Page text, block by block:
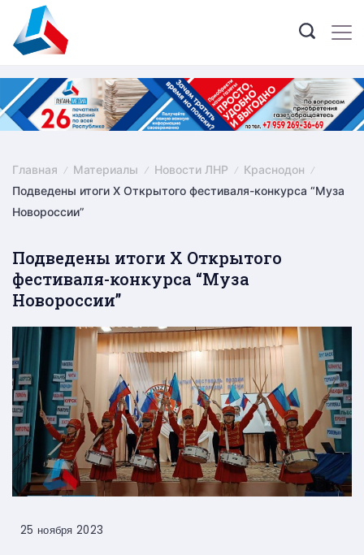
content
Главная Материалы Новости ЛНР
Краснодон
Подведены итоги Х Открытого фестиваля-конкурса “Муза
Новороссии”
Подведены итоги Х Открытого
фестиваля-конкурса “Муза
Новороссии”
25 ноября 2023